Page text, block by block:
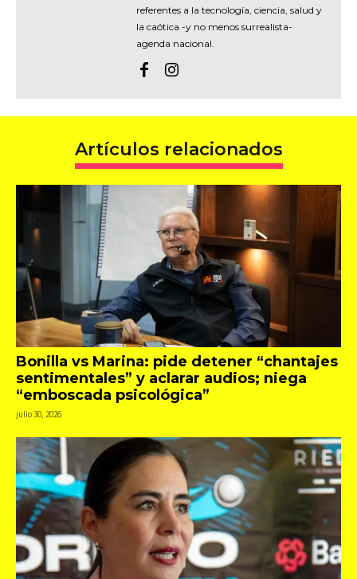
referentes a la tecnología, ciencia, salud y
la caótica -y no menos surrealista-
agenda nacional.
Artículos relacionados
Bonilla vs Marina: pide detener “chantajes
sentimentales” y aclarar audios; niega
“emboscada psicológica”
julio 30, 2026